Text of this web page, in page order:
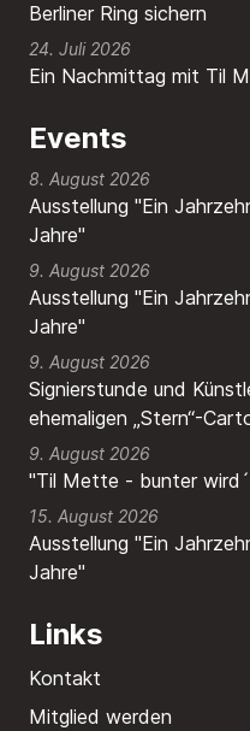
Berliner Ring sichern
Ein Nachmittag mit Til
24. Juli 2026
Events
8. August 2026
Ausstellung "Ein
Jahre"
9. August 2026
Ausstellung "Ein
Jahre"
9. August 2026
Signierstunde und
ehemaligen „Stern“-
9. August 2026
"Til Mette - bunter
15. August 2026
Ausstellung "Ein
Jahre"
Links
Kontakt
Mitglied werden